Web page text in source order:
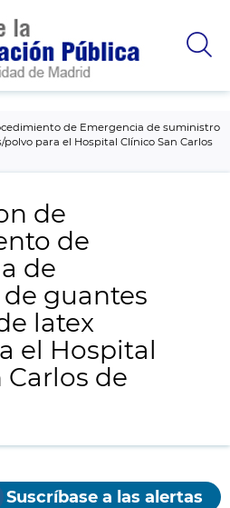
de Emergencia de suministro
para el Hospital Clínico San Carlos
de
de
de
guantes
latex
el Hospital
Carlos de
Suscríbase a las alertas